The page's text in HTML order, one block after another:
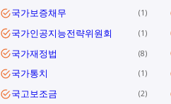
국가보증채무 1
국가인공지능전략위원회 1
국가재정법 8
국가통치 1
국고보조금 2